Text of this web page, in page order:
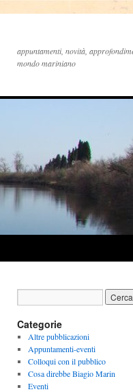
appuntamenti, novità,
mondo mariniano
Categorie
Altre pubblicazioni
Appuntamenti-eventi
Colloqui con il pubblico
Cosa direbbe Biagio Marin
Eventi